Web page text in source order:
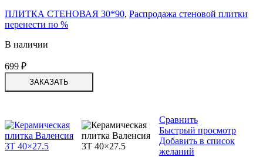
ПЛИТКА СТЕНОВАЯ 30*90, Распродажа стеновой плитки
перенести по %
В наличии
699 ₽
ЗАКАЗАТЬ
Сравнить
Быстрый просмотр
Добавить в список
желаний